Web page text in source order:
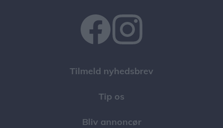
Tilmeld nyhedsbrev
Tip os
Bliv annoncør